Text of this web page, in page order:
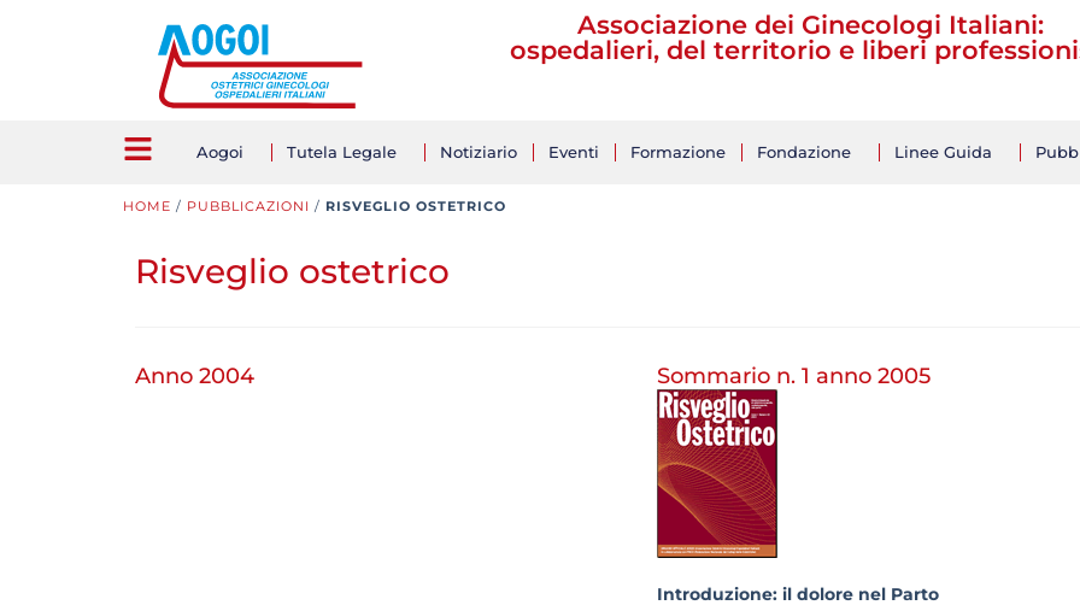
Associazione dei Ginecologi Italiani:
ospedalieri, del territorio e liberi
Aogoi Tutela Legale Notiziario Eventi Formazione Fondazione Linee Guida
HOME / PUBBLICAZIONI / RISVEGLIO OSTETRICO
Risveglio ostetrico
Anno 2004 Sommario n. 1 anno 2005
Introduzione: il dolore nel Parto